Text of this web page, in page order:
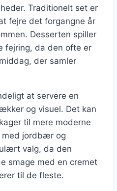
Traditionelt set er
fejre det forgangne år
Desserten spiller
fejring, da den ofte er
der samler
at servere en
og visuel. Det kan
til mere moderne
med jordbær og
valg, da den
smage med en cremet
til de fleste.